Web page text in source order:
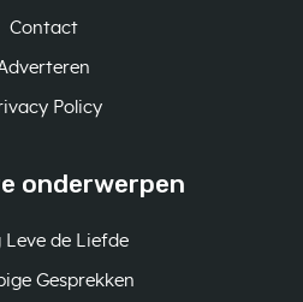
Contact
Policy
onderwerpen
Leve de Liefde
Gesprekken